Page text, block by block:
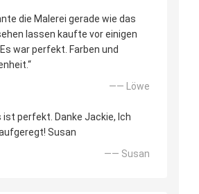
die Malerei gerade wie das
lassen kaufte vor einigen
war perfekt. Farben und
—— Löwe
ist perfekt. Danke Jackie, Ich
Susan
—— Susan